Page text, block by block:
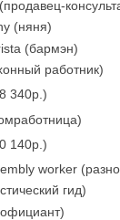
(няня)
(бармэн)
работник)
340р.)
140р.)
worker
гид)